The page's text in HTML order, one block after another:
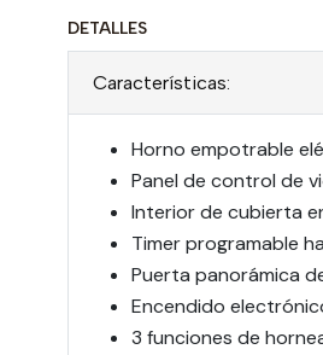
DETALLES
Características:
Horno empotrable
Panel de control de
Interior de cubierta
Timer programable
Puerta panorámica
Encendido
3 funciones de